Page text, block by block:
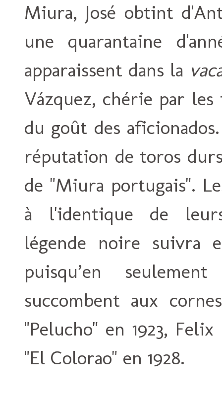
Miura, José obtint
une quarantaine
apparaissent dans la
Vázquez, chérie par
du goût des
réputation de toros
de "Miura portugais".
à l'identique de
légende noire suivra
puisqu’en
succombent aux
"Pelucho" en 1923,
"El Colorao" en 1928.